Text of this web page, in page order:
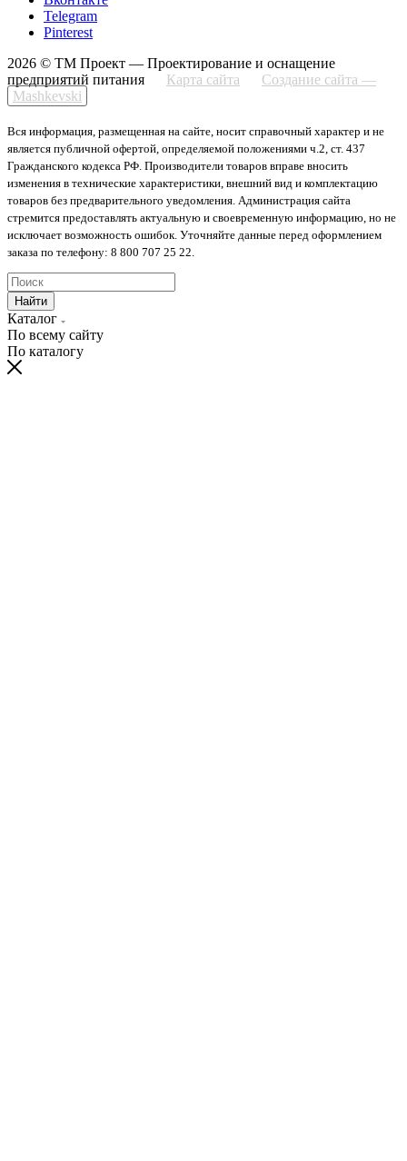
Telegram
Pinterest
2026 © ТМ Проект — Проектирование и оснащение
предприятий питания
Карта сайта
Создание сайта —
Mashkevski
Вся информация, размещенная на сайте, носит справочный характер и не
является публичной офертой, определяемой положениями ч.2, ст. 437
Гражданского кодекса РФ. Производители товаров вправе вносить
изменения в технические характеристики, внешний вид и комплектацию
товаров без предварительного уведомления. Администрация сайта
стремится предоставлять актуальную и своевременную информацию, но не
исключает возможность ошибок. Уточняйте данные перед оформлением
заказа по телефону: 8 800 707 25 22.
Найти
Каталог
По всему сайту
По каталогу